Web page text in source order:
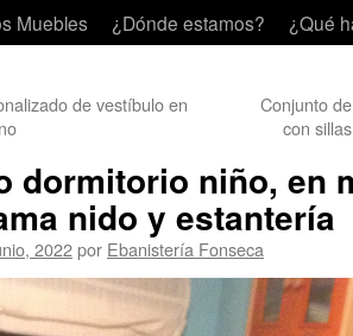
Muebles ¿Dónde estamos? ¿Qué
de vestíbulo en
Conjunto
con
dormitorio niño, en
nido y estantería
2022por Ebanistería Fonseca